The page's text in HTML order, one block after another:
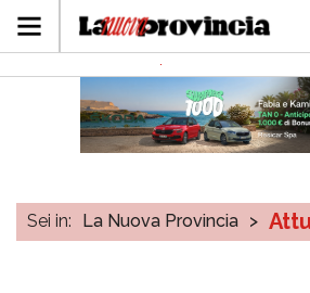
Sei in: La Nuova Provincia >